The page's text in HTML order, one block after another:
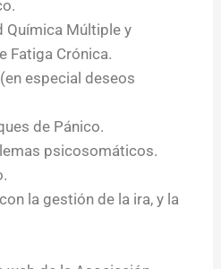
Química Múltiple y
Fatiga Crónica.
especial deseos
de Pánico.
psicosomáticos.
la gestión de la ira, y la